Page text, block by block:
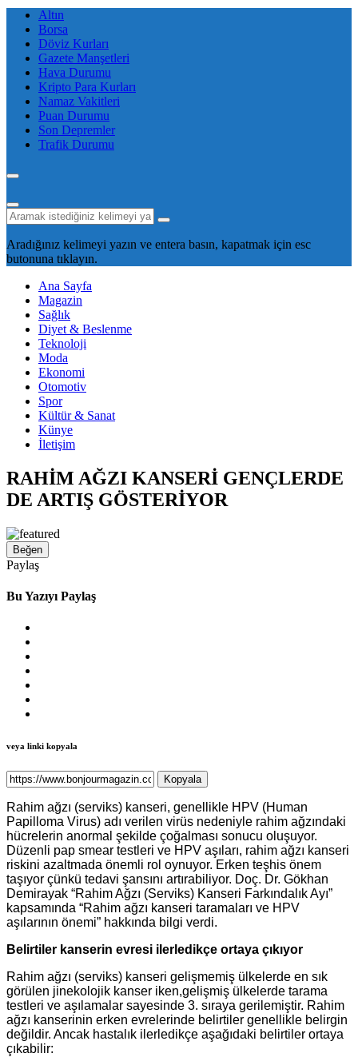
Altın
Borsa
Döviz Kurları
Gazete Manşetleri
Hava Durumu
Kripto Para Kurları
Namaz Vakitleri
Puan Durumu
Son Depremler
Trafik Durumu
Aradığınız kelimeyi yazın ve entera basın, kapatmak için esc
butonuna tıklayın.
Ana Sayfa
Magazin
Sağlık
Diyet & Beslenme
Teknoloji
Moda
Ekonomi
Otomotiv
Spor
Kültür & Sanat
Künye
İletişim
RAHİM AĞZI KANSERİ GENÇLERDE
DE ARTIŞ GÖSTERİYOR
Beğen
Paylaş
Bu Yazıyı Paylaş
veya linki kopyala
Kopyala
Rahim ağzı (serviks) kanseri, genellikle HPV (Human
Papilloma Virus) adı verilen virüs nedeniyle rahim ağzındaki
hücrelerin anormal şekilde çoğalması sonucu oluşuyor.
Düzenli pap smear testleri ve HPV aşıları, rahim ağzı kanseri
riskini azaltmada önemli rol oynuyor. Erken teşhis önem
taşıyor çünkü tedavi şansını artırabiliyor. Doç. Dr. Gökhan
Demirayak “Rahim Ağzı (Serviks) Kanseri Farkındalık Ayı”
kapsamında “Rahim ağzı kanseri taramaları ve HPV
aşılarının önemi” hakkında bilgi verdi.
Belirtiler kanserin evresi ilerledikçe ortaya çıkıyor
Rahim ağzı (serviks) kanseri gelişmemiş ülkelerde en sık
görülen jinekolojik kanser iken,gelişmiş ülkelerde tarama
testleri ve aşılamalar sayesinde 3. sıraya gerilemiştir. Rahim
ağzı kanserinin erken evrelerinde belirtiler genellikle belirgin
değildir. Ancak hastalık ilerledikçe aşağıdaki belirtiler ortaya
çıkabilir: